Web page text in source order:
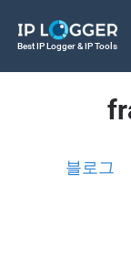
Best IP Logger & IP Tools
블로그